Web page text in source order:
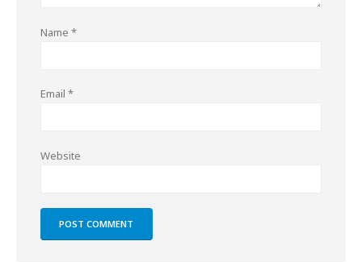
Name *
Email *
Website